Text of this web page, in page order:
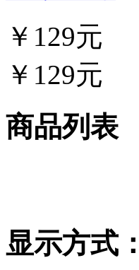
￥129元
￥129元
商品列表
显示方式：